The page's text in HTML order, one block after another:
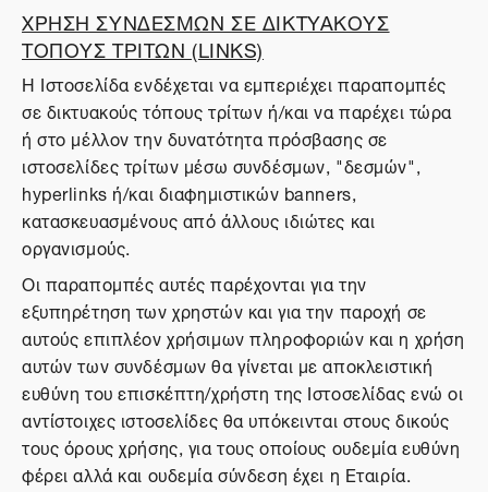
ΧΡΗΣΗ ΣΥΝΔΕΣΜΩΝ ΣΕ ΔΙΚΤΥΑΚΟΥΣ
ΤΟΠΟΥΣ ΤΡΙΤΩΝ (LINKS)
Η Ιστοσελίδα ενδέχεται να εμπεριέχει παραπομπές
σε δικτυακούς τόπους τρίτων ή/και να παρέχει τώρα
ή στο μέλλον την δυνατότητα πρόσβασης σε
ιστοσελίδες τρίτων μέσω συνδέσμων, "δεσμών",
hyperlinks ή/και διαφημιστικών banners,
κατασκευασμένους από άλλους ιδιώτες και
οργανισμούς.
Οι παραπομπές αυτές παρέχονται για την
εξυπηρέτηση των χρηστών και για την παροχή σε
αυτούς επιπλέον χρήσιμων πληροφοριών και η χρήση
αυτών των συνδέσμων θα γίνεται με αποκλειστική
ευθύνη του επισκέπτη/χρήστη της Ιστοσελίδας ενώ οι
αντίστοιχες ιστοσελίδες θα υπόκεινται στους δικούς
τους όρους χρήσης, για τους οποίους ουδεμία ευθύνη
φέρει αλλά και ουδεμία σύνδεση έχει η Εταιρία.